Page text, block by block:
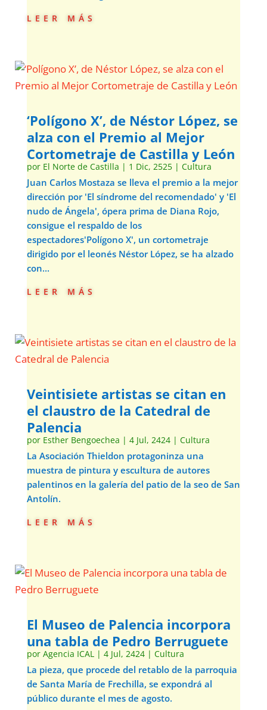
leer más
‘Polígono X’, de Néstor López, se
alza con el Premio al Mejor
Cortometraje de Castilla y León
por El Norte de Castilla | 1 Dic, 2525| Cultura
Juan Carlos Mostaza se lleva el premio a la mejor
dirección por 'El síndrome del recomendado' y 'El
nudo de Ángela', ópera prima de Diana Rojo,
consigue el respaldo de los
espectadores'Polígono X', un cortometraje
dirigido por el leonés Néstor López, se ha alzado
con...
leer más
Veintisiete artistas se citan en
el claustro de la Catedral de
Palencia
por Esther Bengoechea | 4 Jul, 2424| Cultura
La Asociación Thieldon protagoninza una
muestra de pintura y escultura de autores
palentinos en la galería del patio de la seo de San
Antolín.
leer más
El Museo de Palencia incorpora
una tabla de Pedro Berruguete
por Agencia ICAL| 4 Jul, 2424| Cultura
La pieza, que procede del retablo de la parroquia
de Santa María de Frechilla, se expondrá al
público durante el mes de agosto.